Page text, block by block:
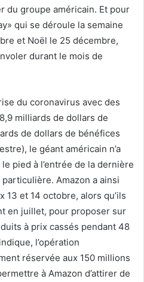
du groupe américain. Et pour
qui se déroule la semaine
et Noël le 25 décembre,
durant le mois de
du coronavirus avec des
milliards de dollars de
de dollars de bénéfices
le géant américain n’a
pied à l’entrée de la dernière
Amazon a ainsi
13 et 14 octobre, alors qu’ils
en juillet, pour proposer sur
à prix cassés pendant 48
l’opération
réservée aux 150 millions
à Amazon d’attirer de